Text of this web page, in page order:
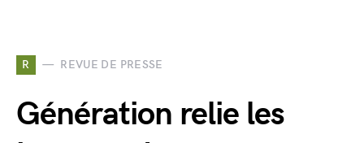
R REVUE DE PRESSE
Génération relie les